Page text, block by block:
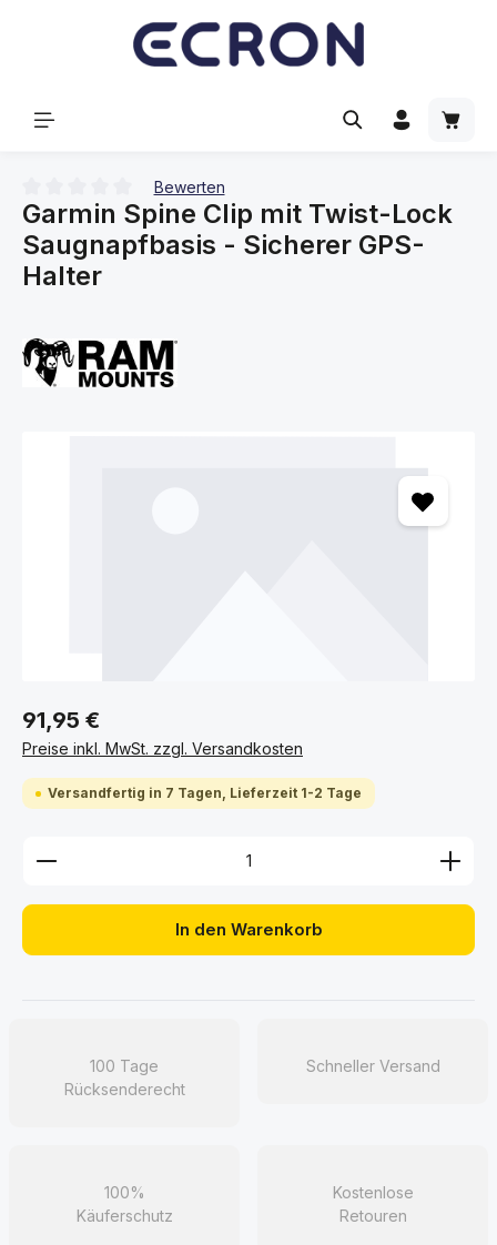
Durchschnittliche Bewertung von 0 von 5 Sternen
Bewerten
Garmin Spine Clip mit Twist-Lock
Saugnapfbasis - Sicherer GPS-
Halter
91,95 €
Preise inkl. MwSt. zzgl. Versandkosten
Versandfertig in 7 Tagen, Lieferzeit 1-2 Tage
Produkt Anzahl: Gib den gewünschten Wert ein
In den Warenkorb
100 Tage
Rücksenderecht
Schneller Versand
100%
Käuferschutz
Kostenlose
Retouren